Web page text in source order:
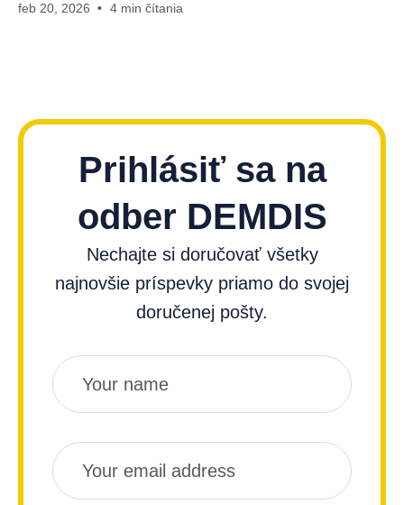
feb 20, 2026 4 min čítania
Prihlásiť sa na
odber DEMDIS
Nechajte si doručovať všetky
najnovšie príspevky priamo do svojej
doručenej pošty.
Názov
Email